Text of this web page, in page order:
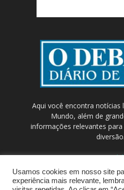
Aqui você encontra notícias
Mundo, além de
informações relevantes
diversão.
Contato:
Usamos cookies em nosso site
experiência mais relevante,